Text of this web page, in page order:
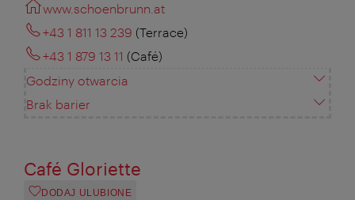
www.schoenbrunn.at
+43 1 811 13 239 (Terrace)
+43 1 879 13 11 (Café)
Godziny otwarcia
Brak barier
Café Gloriette
DODAJ ULUBIONE